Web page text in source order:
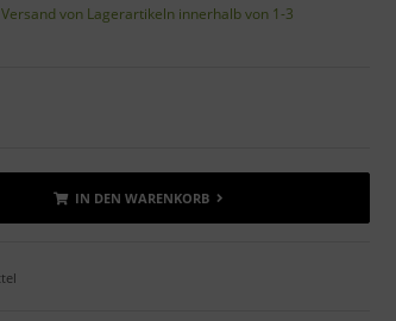
von Lagerartikeln innerhalb von 1-3
IN DEN WARENKORB